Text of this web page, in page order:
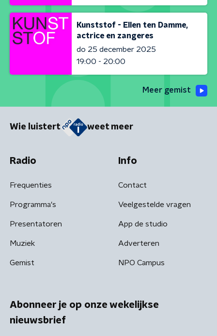
Kunststof - Ellen ten Damme,
actrice en zangeres
do 25 december 2025
19:00 - 20:00
Meer gemist
Wie luistert weet meer
Radio
Frequenties
Programma's
Presentatoren
Muziek
Gemist
Info
Contact
Veelgestelde vragen
App de studio
Adverteren
NPO Campus
Abonneer je op onze wekelijkse
nieuwsbrief